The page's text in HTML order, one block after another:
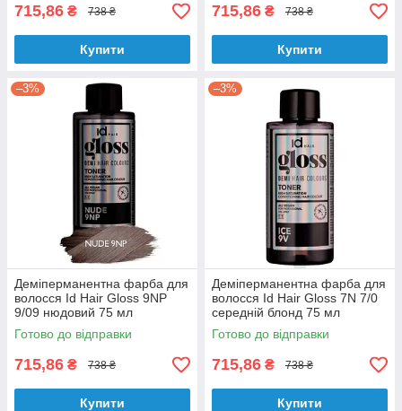
715,86 ₴ 738 ₴
Купити
715,86 ₴ 738 ₴
Купити
–3%
Деміперманентна фарба для
волосся Id Hair Gloss 9NP
9/09 нюдовий 75 мл
Готово до відправки
715,86 ₴ 738 ₴
Купити
–3%
Деміперманентна фарба для
волосся Id Hair Gloss 7N 7/0
середній блонд 75 мл
Готово до відправки
715,86 ₴ 738 ₴
Купити